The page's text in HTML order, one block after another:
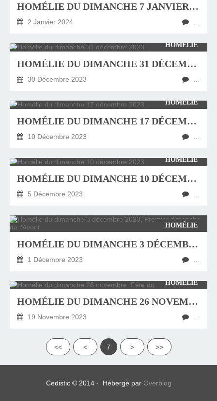
HOMÉLIE DU DIMANCHE 7 JANVIER 2024, FÊTE DE « L'ÉPIPHANIE »
2 Janvier 2024
HOMÉLIE
HOMÉLIE DU DIMANCHE 31 DÉCEMBRE 2023
30 Décembre 2023
HOMÉLIE
HOMÉLIE DU DIMANCHE 17 DÉCEMBRE 2023
10 Décembre 2023
HOMÉLIE
HOMÉLIE DU DIMANCHE 10 DÉCEMBRE 2023
5 Décembre 2023
HOMÉLIE
HOMÉLIE DU DIMANCHE 3 DÉCEMBRE 2023, PREMIER DIMANCHE DE L'AVENT
1 Décembre 2023
HOMÉLIE
HOMÉLIE DU DIMANCHE 26 NOVEMBRE, FÊTE DU CHRIST ROI
19 Novembre 2023
<< < 7 > >>
Cedistic © 2014 - Hébergé par Overblog